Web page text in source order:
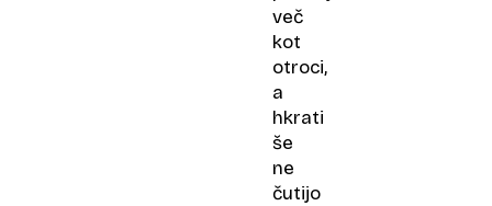
več
kot
otroci,
a
hkrati
še
ne
čutijo